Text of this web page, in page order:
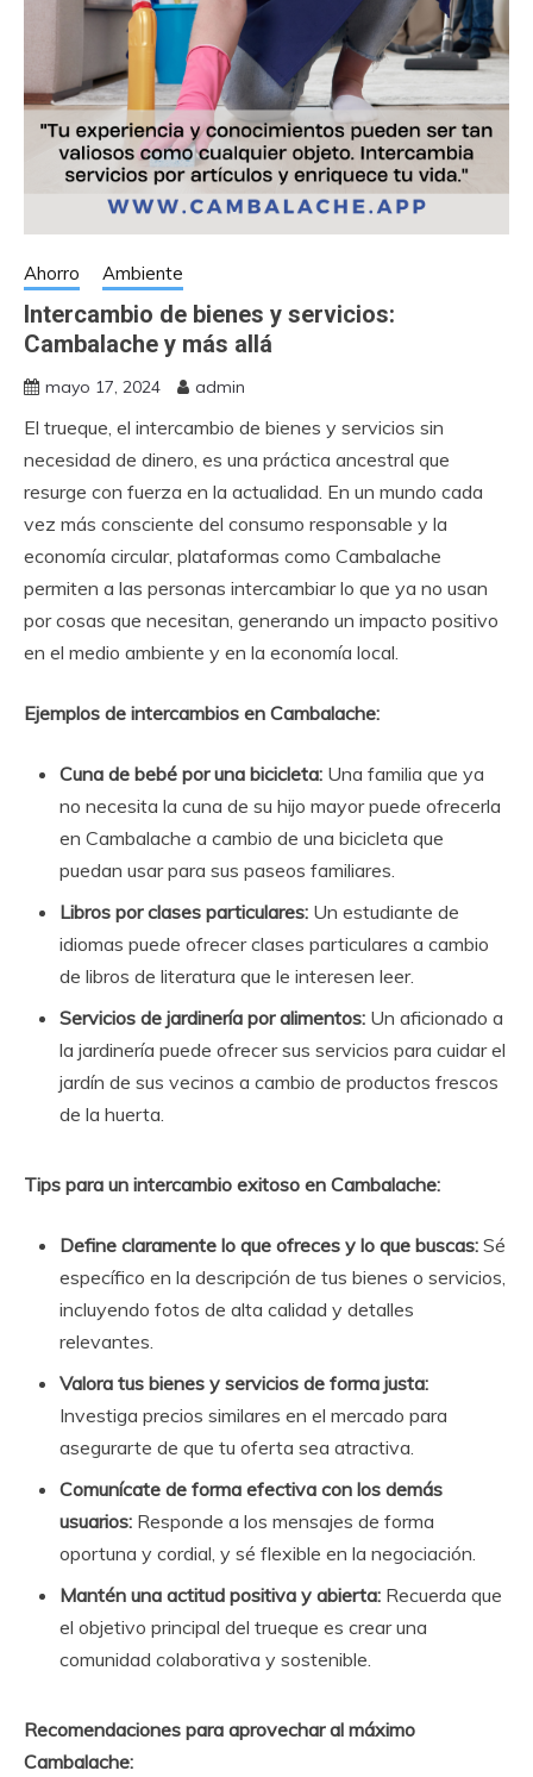
Ahorro Ambiente
Intercambio de bienes y servicios:
Cambalache y más allá
mayo 17, 2024 admin
El trueque, el intercambio de bienes y servicios sin
necesidad de dinero, es una práctica ancestral que
resurge con fuerza en la actualidad. En un mundo cada
vez más consciente del consumo responsable y la
economía circular, plataformas como Cambalache
permiten a las personas intercambiar lo que ya no usan
por cosas que necesitan, generando un impacto positivo
en el medio ambiente y en la economía local.
Ejemplos de intercambios en Cambalache:
Cuna de bebé por una bicicleta: Una familia que ya
no necesita la cuna de su hijo mayor puede ofrecerla
en Cambalache a cambio de una bicicleta que
puedan usar para sus paseos familiares.
Libros por clases particulares: Un estudiante de
idiomas puede ofrecer clases particulares a cambio
de libros de literatura que le interesen leer.
Servicios de jardinería por alimentos: Un aficionado a
la jardinería puede ofrecer sus servicios para cuidar el
jardín de sus vecinos a cambio de productos frescos
de la huerta.
Tips para un intercambio exitoso en Cambalache:
Define claramente lo que ofreces y lo que buscas: Sé
específico en la descripción de tus bienes o servicios,
incluyendo fotos de alta calidad y detalles
relevantes.
Valora tus bienes y servicios de forma justa:
Investiga precios similares en el mercado para
asegurarte de que tu oferta sea atractiva.
Comunícate de forma efectiva con los demás
usuarios: Responde a los mensajes de forma
oportuna y cordial, y sé flexible en la negociación.
Mantén una actitud positiva y abierta: Recuerda que
el objetivo principal del trueque es crear una
comunidad colaborativa y sostenible.
Recomendaciones para aprovechar al máximo
Cambalache: